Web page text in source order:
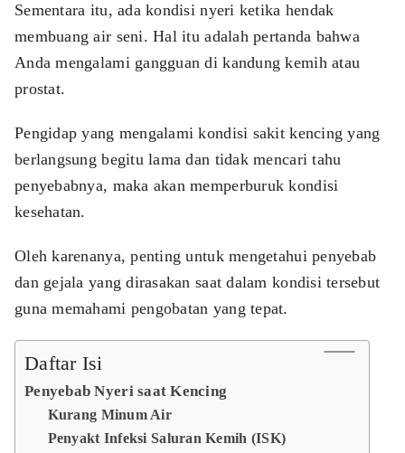
Sementara itu, ada kondisi nyeri ketika hendak
membuang air seni. Hal itu adalah pertanda bahwa
Anda mengalami gangguan di kandung kemih atau
prostat.
Pengidap yang mengalami kondisi sakit kencing yang
berlangsung begitu lama dan tidak mencari tahu
penyebabnya, maka akan memperburuk kondisi
kesehatan.
Oleh karenanya, penting untuk mengetahui penyebab
dan gejala yang dirasakan saat dalam kondisi tersebut
guna memahami pengobatan yang tepat.
Daftar Isi
Penyebab Nyeri saat Kencing
Kurang Minum Air
Penyakt Infeksi Saluran Kemih (ISK)